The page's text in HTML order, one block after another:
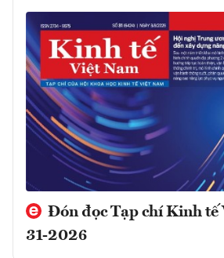
Đón đọc Tạp chí Kinh tế
31-2026